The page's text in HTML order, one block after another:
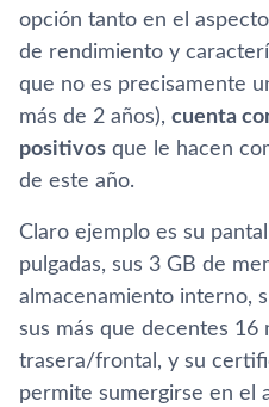
opción tanto en el
de rendimiento y
que no es precisamente
más de 2 años), cuenta
positivos que le hacen
de este año.
Claro ejemplo es su
pulgadas, sus 3 GB de
almacenamiento interno,
sus más que decentes 16
trasera/frontal, y su
permite sumergirse en el